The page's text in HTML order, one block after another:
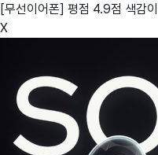
[무선이어폰] 평점 4.9점 색감
X